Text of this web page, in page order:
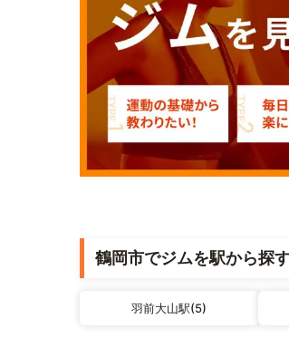
鶴岡市でジムを駅から探
羽前大山駅(5)